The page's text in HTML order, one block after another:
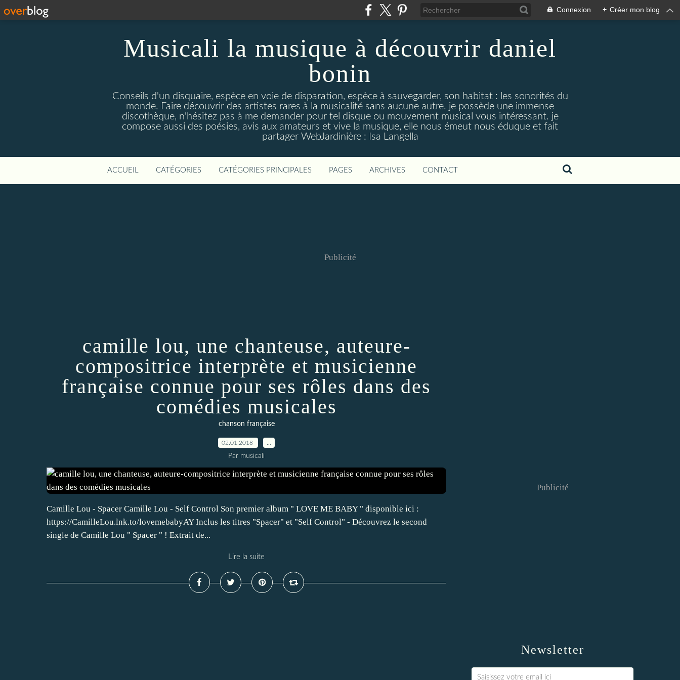
Connexion + Créer mon blog
Musicali la musique à découvrir daniel
bonin
Conseils d'un disquaire, espèce en voie de disparation, espèce à sauvegarder, son habitat : les sonorités du
monde. Faire découvrir des artistes rares à la musicalité sans aucune autre. je possède une immense
discothèque, n'hésitez pas à me demander pour tel disque ou mouvement musical vous intéressant. je
compose aussi des poésies, avis aux amateurs et vive la musique, elle nous émeut nous éduque et fait
partager WebJardinière : Isa Langella
ACCUEIL CATÉGORIES CATÉGORIES PRINCIPALES PAGES ARCHIVES CONTACT
Publicité
camille lou, une chanteuse, auteure-
compositrice interprète et musicienne
française connue pour ses rôles dans des
comédies musicales
chanson française
02.01.2018
Par musicali
Camille Lou - Spacer Camille Lou - Self Control Son premier album " LOVE ME BABY " disponible ici :
https://CamilleLou.lnk.to/lovemebabyAY Inclus les titres "Spacer" et "Self Control" - Découvrez le second
single de Camille Lou " Spacer " ! Extrait de...
Lire la suite
Newsletter
Publicité